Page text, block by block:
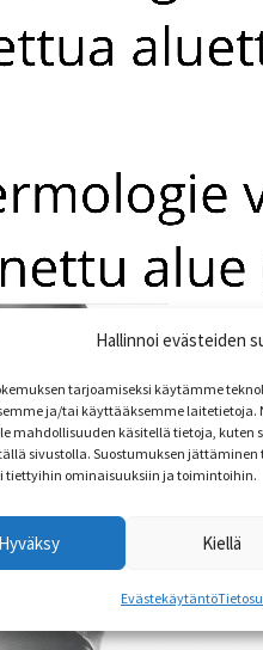
Hallinnoi evästeiden
tarjoamiseksi käytämme
ja/tai käyttääksemme laitetietoja.
mahdollisuuden käsitellä tietoja, kuten
sivustolla. Suostumuksen
tiettyihin ominaisuuksiin ja toimintoihin.
Hyväksy Kiellä
Evästekäytäntö